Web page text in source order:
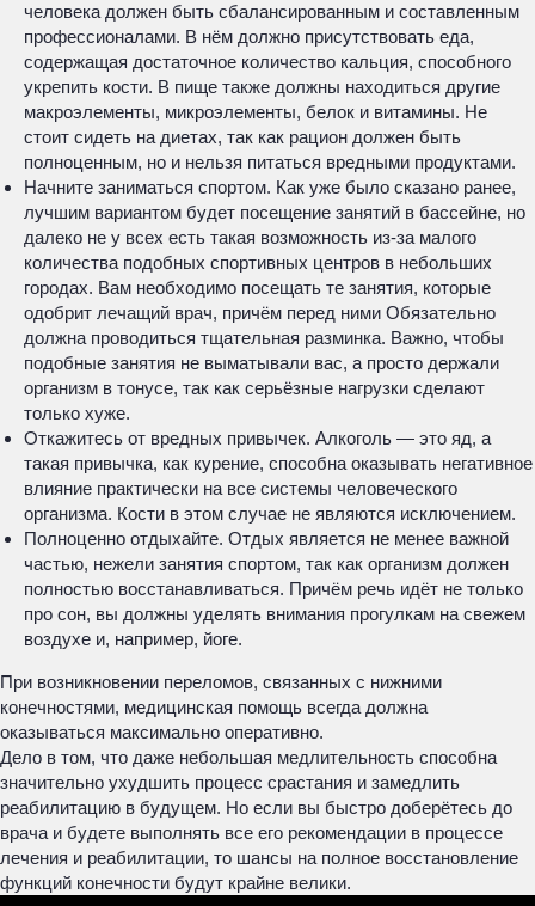
человека должен быть сбалансированным и составленным
профессионалами. В нём должно присутствовать еда,
содержащая достаточное количество кальция, способного
укрепить кости. В пище также должны находиться другие
макроэлементы, микроэлементы, белок и витамины. Не
стоит сидеть на диетах, так как рацион должен быть
полноценным, но и нельзя питаться вредными продуктами.
Начните заниматься спортом. Как уже было сказано ранее,
лучшим вариантом будет посещение занятий в бассейне, но
далеко не у всех есть такая возможность из-за малого
количества подобных спортивных центров в небольших
городах. Вам необходимо посещать те занятия, которые
одобрит лечащий врач, причём перед ними Обязательно
должна проводиться тщательная разминка. Важно, чтобы
подобные занятия не выматывали вас, а просто держали
организм в тонусе, так как серьёзные нагрузки сделают
только хуже.
Откажитесь от вредных привычек. Алкоголь — это яд, а
такая привычка, как курение, способна оказывать негативное
влияние практически на все системы человеческого
организма. Кости в этом случае не являются исключением.
Полноценно отдыхайте. Отдых является не менее важной
частью, нежели занятия спортом, так как организм должен
полностью восстанавливаться. Причём речь идёт не только
про сон, вы должны уделять внимания прогулкам на свежем
воздухе и, например, йоге.
При возникновении переломов, связанных с нижними
конечностями, медицинская помощь всегда должна
оказываться максимально оперативно.
Дело в том, что даже небольшая медлительность способна
значительно ухудшить процесс срастания и замедлить
реабилитацию в будущем. Но если вы быстро доберётесь до
врача и будете выполнять все его рекомендации в процессе
лечения и реабилитации, то шансы на полное восстановление
функций конечности будут крайне велики.